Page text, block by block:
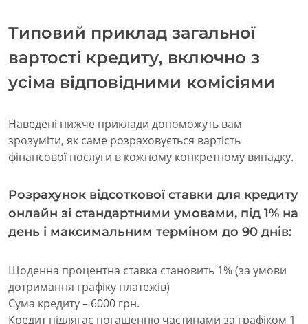
Типовий приклад загальної
вартості кредиту, включно з
усіма відповідними комісіями
Наведені нижче приклади допоможуть вам
зрозуміти, як саме розраховується вартість
фінансової послуги в кожному конкретному випадку.
Розрахунок відсоткової ставки для кредиту
онлайн зі стандартними умовами, під 1% на
день і максимальним терміном до 90 днів:
Щоденна процентна ставка становить 1% (за умови
дотримання графіку платежів)
Сума кредиту – 6000 грн.
Кредит підлягає погашенню частинами за графіком 1